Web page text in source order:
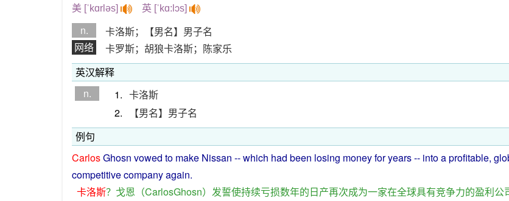
美 [ˈkɑrləs] 英 [ˈkɑ:lɔs]
n.
卡洛斯；【男名】男子名
网络
卡罗斯；胡狼卡洛斯；陈家乐
英汉解释
n.
1. 卡洛斯
2.
【男名】男子名
例句
CarlosGhosn vowed to make Nissan -- which had been losing money foryears-- intoaprofitable,
competitivecompanyagain.
卡洛斯？ 戈恩 （CarlosGhosn） 发誓使持续亏损数年的日产再次成为一家在全球具有竞争力的盈利公